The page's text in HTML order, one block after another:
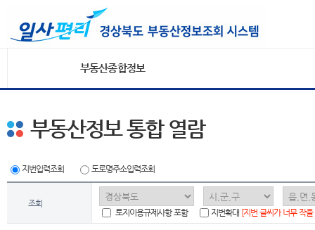
부동산종합정보
부동산정보 통합 열람
지번입력조회 도로명주소입력조회
조회
토지이용규제사항 포함
지번확대 [지번 글씨가 너무 작